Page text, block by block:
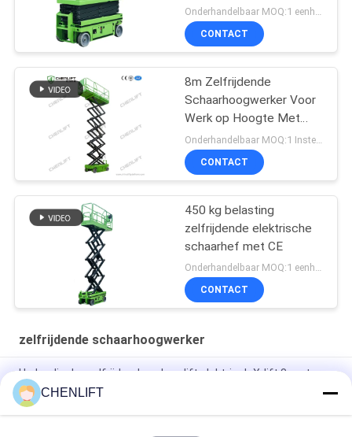
verf
CONTACT
8m Zelfrijdende
Schaarhoogwerker Voor
Werk op Hoogte Met
230Kg Laadvermogen
CONTACT
450 kg belasting
zelfrijdende elektrische
schaarhef met CE
Onderhandelbaar MOQ:1 eenheid
CONTACT
zelfrijdende schaarhoogwerker
Hydraulische zelfrijdende schaarlift elektrisch X-lift 8 meter
450 kg laadvermogen
6m platformhoogte zelfrijdende schaarlift met
CHENLIFT